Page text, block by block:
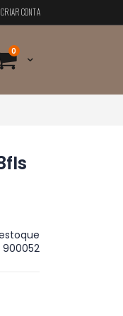
CRIAR CONTA
Cart
0 itens
900052